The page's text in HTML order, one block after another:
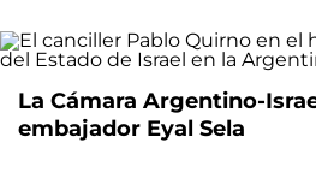
La Cámara Argentino-
embajador Eyal Sela